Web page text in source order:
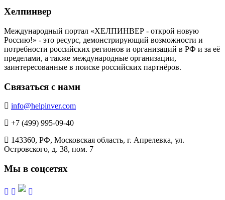
Хелпинвер
Международный портал «ХЕЛПИНВЕР - открой новую
Россию!» - это ресурс, демонстрирующий возможности и
потребности российских регионов и организаций в РФ и за её
пределами, а также международные организации,
заинтересованные в поиске российских партнёров.
Связаться с нами
info@helpinver.com
+7 (499) 995-09-40
143360, РФ, Московская область, г. Апрелевка, ул.
Островского, д. 38, пом. 7
Мы в соцсетях